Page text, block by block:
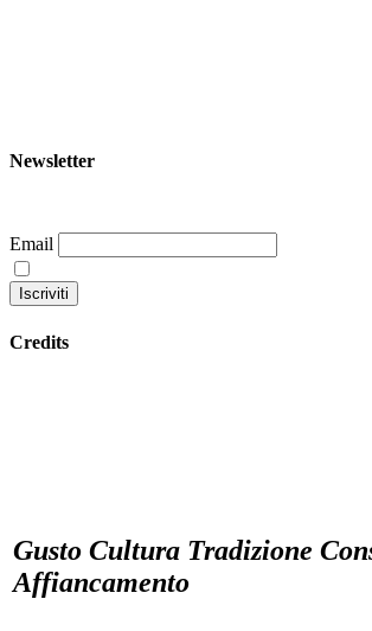
Newsletter
Email
Credits
Gusto Cultura Tradizione
Affiancamento